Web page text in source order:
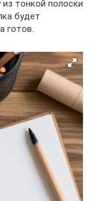
тонкой полоски
будет
готов.